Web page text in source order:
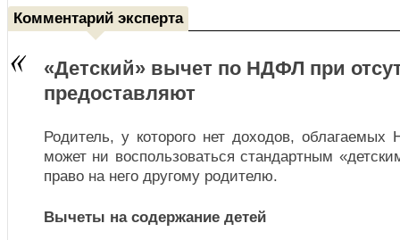
Комментарий эксперта
«Детский» вычет по НДФЛ при
предоставляют
Родитель, у которого нет доходов,
может ни воспользоваться стандартным
право на него другому родителю.
Вычеты на содержание детей